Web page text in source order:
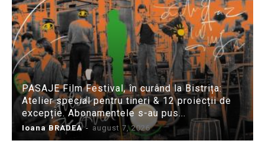
PASAJE Film Festival, în curând la Bistrița:
Atelier special pentru tineri & 12 proiecții de
excepție. Abonamentele s-au pus...
Ioana BRADEA - august 7, 2026